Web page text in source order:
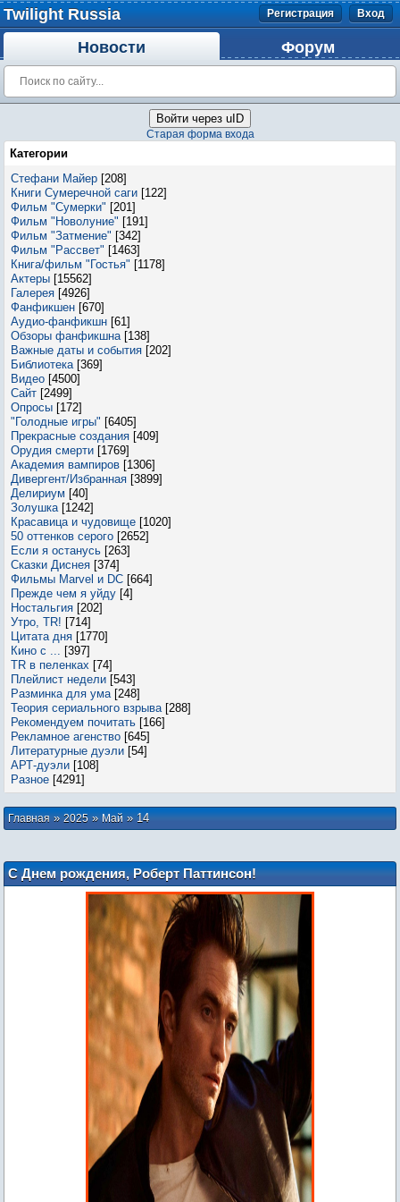
Twilight Russia Регистрация Вход
Новости Форум
Войти через uID
Старая форма входа
Категории
Стефани Майер [208]
Книги Сумеречной саги [122]
Фильм "Сумерки" [201]
Фильм "Новолуние" [191]
Фильм "Затмение" [342]
Фильм "Рассвет" [1463]
Книга/фильм "Гостья" [1178]
Актеры [15562]
Галерея [4926]
Фанфикшен [670]
Аудио-фанфикшн [61]
Обзоры фанфикшна [138]
Важные даты и события [202]
Библиотека [369]
Видео [4500]
Сайт [2499]
Опросы [172]
"Голодные игры" [6405]
Прекрасные создания [409]
Орудия смерти [1769]
Академия вампиров [1306]
Дивергент/Избранная [3899]
Делириум [40]
Золушка [1242]
Красавица и чудовище [1020]
50 оттенков серого [2652]
Если я останусь [263]
Сказки Диснея [374]
Фильмы Marvel и DC [664]
Прежде чем я уйду [4]
Ностальгия [202]
Утро, TR! [714]
Цитата дня [1770]
Кино с ... [397]
TR в пеленках [74]
Плейлист недели [543]
Разминка для ума [248]
Теория сериального взрыва [288]
Рекомендуем почитать [166]
Рекламное агенство [645]
Литературные дуэли [54]
АРТ-дуэли [108]
Разное [4291]
Главная»2025 » Май » 14
С Днем рождения, Роберт Паттинсон!